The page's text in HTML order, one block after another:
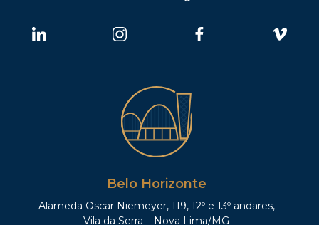
Belo Horizonte
Alameda Oscar Niemeyer, 119, 12º e 13º andares,
Vila da Serra – Nova Lima/MG